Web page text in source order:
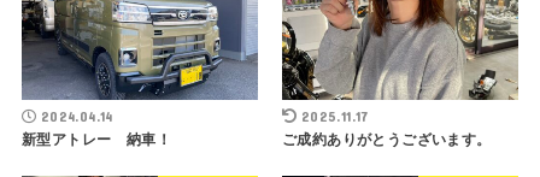
2024.04.14
新型アトレー 納車！
2025.11.17
ご成約ありがとうございます。